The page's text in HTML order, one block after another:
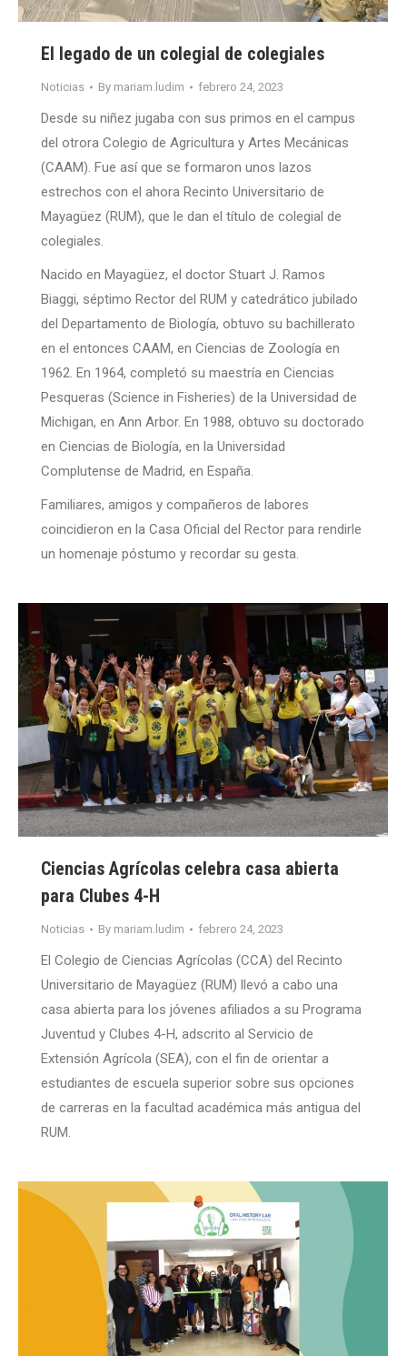
El legado de un colegial de colegiales
Noticias By mariam.ludim febrero 24, 2023
Desde su niñez jugaba con sus primos en el campus
del otrora Colegio de Agricultura y Artes Mecánicas
(CAAM). Fue así que se formaron unos lazos
estrechos con el ahora Recinto Universitario de
Mayagüez (RUM), que le dan el título de colegial de
colegiales.
Nacido en Mayagüez, el doctor Stuart J. Ramos
Biaggi, séptimo Rector del RUM y catedrático jubilado
del Departamento de Biología, obtuvo su bachillerato
en el entonces CAAM, en Ciencias de Zoología en
1962. En 1964, completó su maestría en Ciencias
Pesqueras (Science in Fisheries) de la Universidad de
Michigan, en Ann Arbor. En 1988, obtuvo su doctorado
en Ciencias de Biología, en la Universidad
Complutense de Madrid, en España.
Familiares, amigos y compañeros de labores
coincidieron en la Casa Oficial del Rector para rendirle
un homenaje póstumo y recordar su gesta.
Ciencias Agrícolas celebra casa abierta
para Clubes 4-H
Noticias By mariam.ludim febrero 24, 2023
El Colegio de Ciencias Agrícolas (CCA) del Recinto
Universitario de Mayagüez (RUM) llevó a cabo una
casa abierta para los jóvenes afiliados a su Programa
Juventud y Clubes 4-H, adscrito al Servicio de
Extensión Agrícola (SEA), con el fin de orientar a
estudiantes de escuela superior sobre sus opciones
de carreras en la facultad académica más antigua del
RUM.